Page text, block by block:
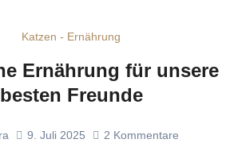
Katzen - Ernährung
Ernährung für unsere
besten Freunde
9. Juli 2025 2 Kommentare